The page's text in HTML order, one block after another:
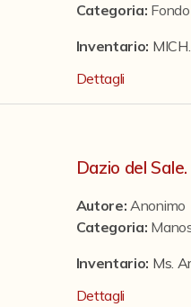
Categoria:
Inventario:
Dettagli
Dazio del
Autore:Anonimo
Categoria:
Inventario: Ms.
Dettagli